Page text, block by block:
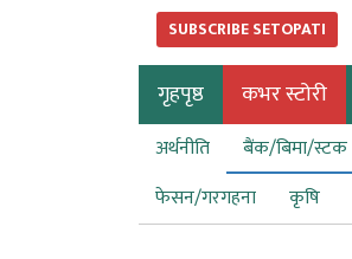
SUBSCRIBE SETOPATI
गृहपृष्ठ कभर स्टोरी
अर्थनीति बैंक/बिमा/स्टक
फेसन/गरगहना
कृषि